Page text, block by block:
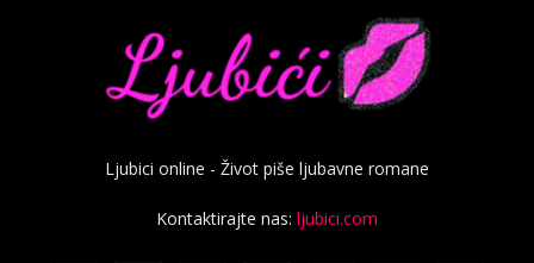
Ljubici online - Život piše ljubavne romane
Kontaktirajte nas: ljubici.com